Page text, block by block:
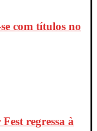
com títulos no
regressa à